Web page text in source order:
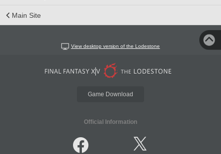
Main Site
View desktop version of the Lodestone
Game Download
Official Information